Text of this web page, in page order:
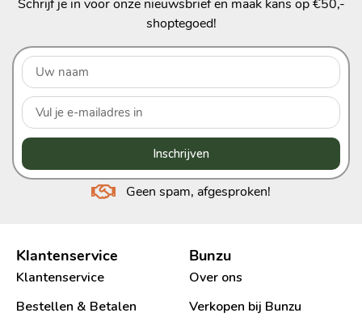
Schrijf je in voor onze nieuwsbrief en maak kans op €50,-
shoptegoed!
Inschrijven
Geen spam, afgesproken!
Klantenservice
Klantenservice
Bestellen & Betalen
Bunzu
Over ons
Verkopen bij Bunzu